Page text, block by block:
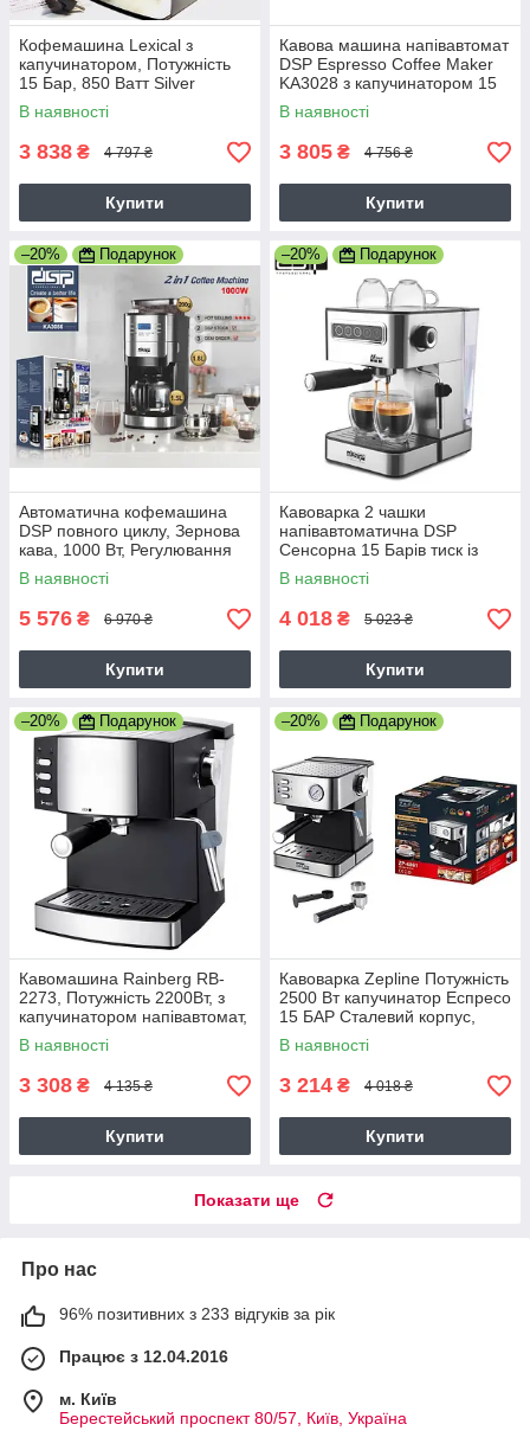
Кофемашина Lexical з
капучинатором, Потужність
15 Бар, 850 Ватт Silver
В наявності
3 838 ₴ 4 797 ₴
Купити
Кавова машина напівавтомат
DSP Espresso Coffee Maker
KA3028 з капучинатором 15
Бар, 850 Ватт капучіно
В наявності
3 805 ₴ 4 756 ₴
Купити
–20% Подарунок
Автоматична кофемашина
DSP повного циклу, Зернова
кава, 1000 Вт, Регулювання
помелу, Сталева
В наявності
5 576 ₴ 6 970 ₴
Купити
–20% Подарунок
Кавоварка 2 чашки
напівавтоматична DSP
Сенсорна 15 Барів тиск із
капучинатором Потужність
850 Вт Бак
В наявності
4 018 ₴ 5 023 ₴
Купити
–20% Подарунок
Кавомашина Rainberg RB-
2273, Потужність 2200Вт, з
капучинатором напівавтомат,
1,6 л (RB 2273)
В наявності
3 308 ₴ 4 135 ₴
Купити
–20% Подарунок
Кавоварка Zepline Потужність
2500 Вт капучинатор Еспресо
15 БАР Сталевий корпус,
датчик тиску
В наявності
3 214 ₴ 4 018 ₴
Купити
Показати ще
Про нас
96% позитивних з 233 відгуків за рік
Працює з 12.04.2016
м. Київ
Берестейський проспект 80/57, Київ, Україна